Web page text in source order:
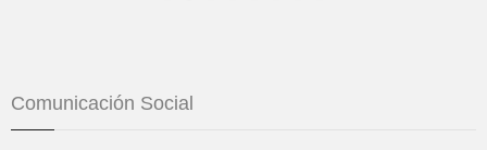
Comunicación Social